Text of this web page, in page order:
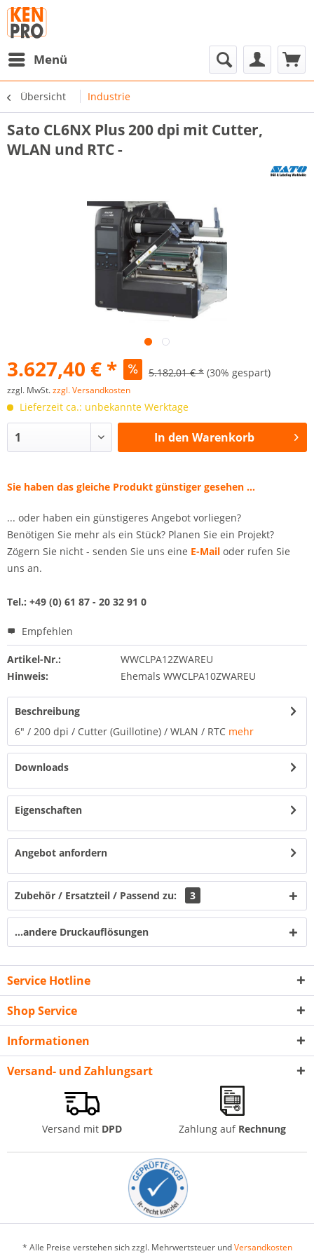
Menü
Übersicht Industrie
Sato CL6NX Plus 200 dpi mit Cutter,
WLAN und RTC -
3.627,40 € * 5.182,01 € * (30% gespart)
zzgl. MwSt.zzgl. Versandkosten
Lieferzeit ca.: unbekannte Werktage
In den Warenkorb
Sie haben das gleiche Produkt günstiger gesehen ...
... oder haben ein günstigeres Angebot vorliegen?
Benötigen Sie mehr als ein Stück? Planen Sie ein Projekt?
Zögern Sie nicht - senden Sie uns eine E-Mail oder rufen Sie
uns an.
Tel.: +49 (0) 61 87 - 20 32 91 0
Empfehlen
Artikel-Nr.:
WWCLPA12ZWAREU
Hinweis:
Ehemals WWCLPA10ZWAREU
Beschreibung
6" / 200 dpi / Cutter (Guillotine) / WLAN / RTC mehr
Downloads
Eigenschaften
Angebot anfordern
Zubehör / Ersatzteil / Passend zu: 3
...andere Druckauflösungen
Service Hotline
Shop Service
Informationen
Versand- und Zahlungsart
Versand mit DPD Zahlung auf Rechnung
* Alle Preise verstehen sich zzgl. Mehrwertsteuer undVersandkosten